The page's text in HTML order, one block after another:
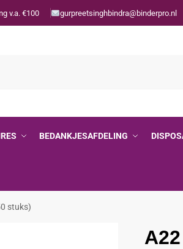
v.a. €100 gurpreetsinghbindra@binderpro.nl
BEDANKJESAFDELING
stuks)